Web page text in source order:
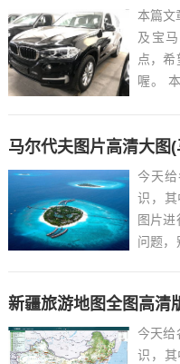
本篇文
及宝
点，
喔。
今天
识，
图片
问题，
今天给
识，